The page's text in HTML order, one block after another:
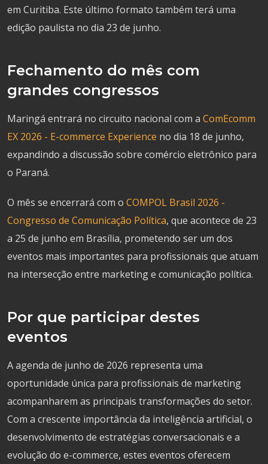
em Curitiba. Este último formato também terá uma
edição paulista no dia 23 de junho.
Fechamento do mês com
grandes congressos
Maringá entrará no circuito nacional com a ComEcomm
EX 2026 - E-commerce Experience no dia 18 de junho,
expandindo a discussão sobre comércio eletrônico para
o Paraná.
O mês se encerrará com o COMPOL Brasil 2026 -
Congresso de Comunicação Política, que acontece de 23
a 25 de junho em Brasília, prometendo ser um dos
eventos mais importantes para profissionais que atuam
na intersecção entre marketing e comunicação política.
Por que participar destes
eventos
A agenda de junho de 2026 representa uma
oportunidade única para profissionais de marketing
acompanharem as principais transformações do setor.
Com a crescente importância da inteligência artificial, o
desenvolvimento de estratégias conversacionais e a
evolução do e-commerce, estes eventos oferecem